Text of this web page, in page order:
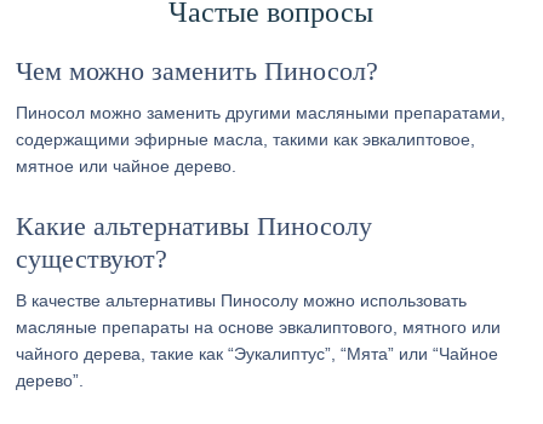
Частые вопросы
Чем можно заменить Пиносол?
Пиносол можно заменить другими масляными препаратами,
содержащими эфирные масла, такими как эвкалиптовое,
мятное или чайное дерево.
Какие альтернативы Пиносолу
существуют?
В качестве альтернативы Пиносолу можно использовать
масляные препараты на основе эвкалиптового, мятного или
чайного дерева, такие как “Эукалиптус”, “Мята” или “Чайное
дерево”.